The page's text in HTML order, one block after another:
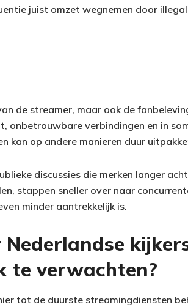
juist omzet wegnemen door
de streamer, maar ook de
onbetrouwbare verbindingen en in
kan op andere manieren duur
discussies die merken langer
stappen sneller over naar
minder aantrekkelijk is.
te verwachten?
tot de duurste streamingdiensten